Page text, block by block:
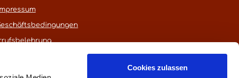
Cookies zulassen
Impressum